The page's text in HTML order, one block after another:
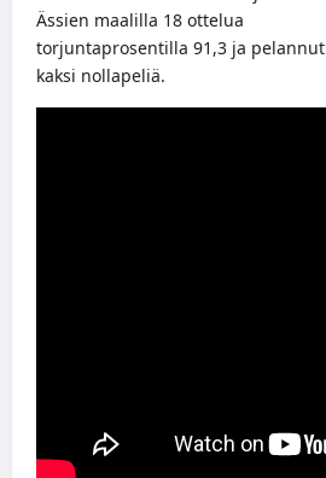
Ässien maalilla 18 ottelua
torjuntaprosentilla 91,3 ja pelannut
kaksi nollapeliä.